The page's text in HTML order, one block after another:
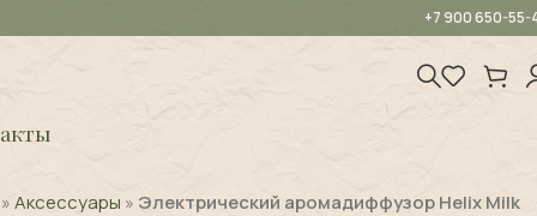
+7 900 650-55-
»Аксессуары » Электрический аромадиффузор Helix Milk